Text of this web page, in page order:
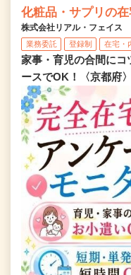
化粧品・サプリの
株式会社リアル・フェイス
業務委託 登録制 在宅・
家事・育児の合間に
ースでOK！〈京都府〉